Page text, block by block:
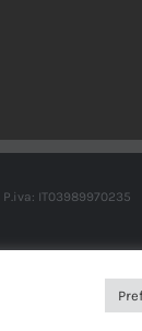
P.iva: IT03989970235